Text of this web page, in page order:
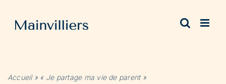
contenu
Accueil» « Je partage ma vie de parent »